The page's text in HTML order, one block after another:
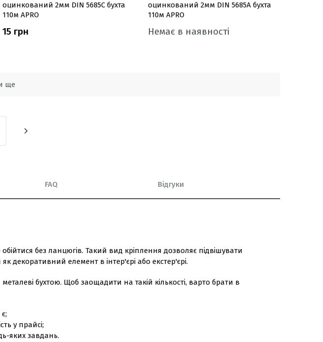
оцинкований 2мм DIN 5685C бухта
110м APRO
15 грн
оцинкований 2мм DIN 5685A бухта
110м APRO
Немає в наявності
ще
FAQ Відгуки
без ланцюгів. Такий вид кріплення дозволяє підвішувати
декоративний елемент в інтер'єрі або екстер'єрі.
бухтою. Щоб заощадити на такій кількості, варто брати в
у прайсі;
яких завдань.